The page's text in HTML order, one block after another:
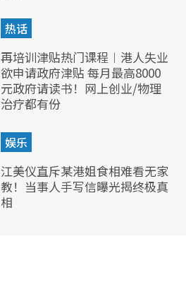
热话
再培训津贴热门课程︱港人失业
欲申请政府津贴 每月最高8000
元政府请读书！网上创业/物理
治疗都有份
娱乐
江美仪直斥某港姐食相难看无家
教！当事人手写信曝光揭终极真
相